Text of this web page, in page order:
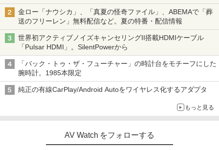
金ロー「ナウシカ」、「真夏の怪奇ファイル」、ABEMAで「葬
送のフリーレン」無料配信など。夏の特番・配信情報
世界初アクティブノイズキャンセリングII搭載HDMIケーブル
「Pulsar HDMI」。SilentPowerから
「バック・トゥ・ザ・フューチャー」の時計台をモチーフにした
腕時計。1985本限定
純正の有線CarPlay/Android Autoをワイヤレス化するアダプタ
もっと見る
AV Watch をフォローする